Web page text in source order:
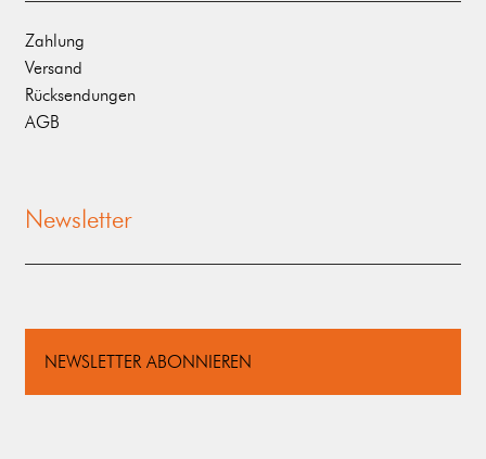
Zahlung
Versand
Rücksendungen
AGB
Newsletter
NEWSLETTER ABONNIEREN